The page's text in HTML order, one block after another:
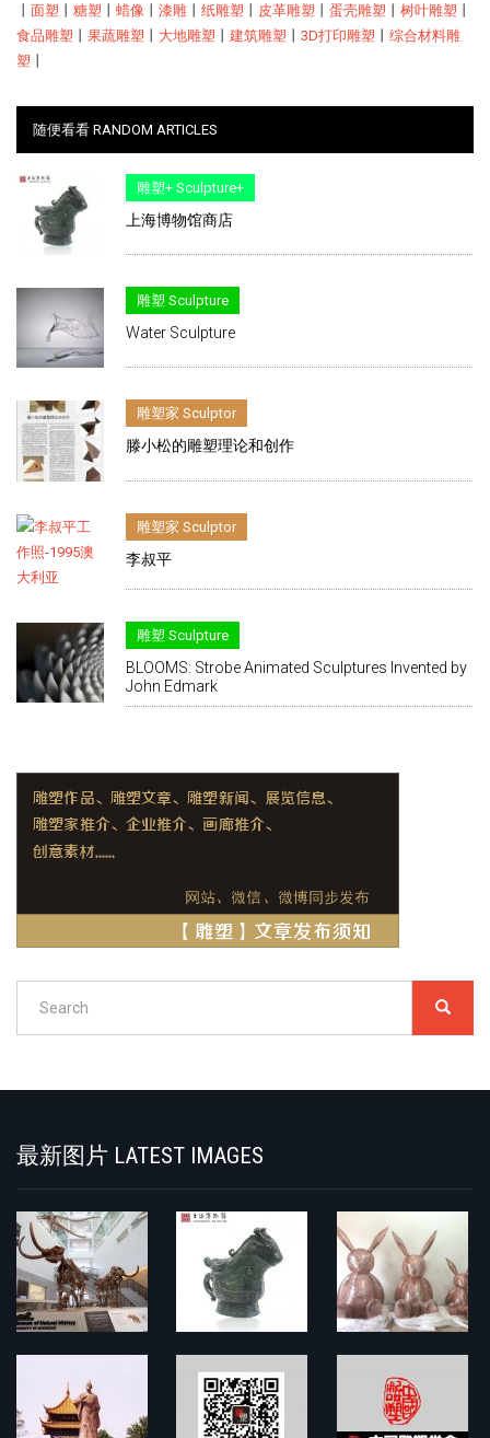
丨 面塑 丨 糖塑 丨 蜡像 丨 漆雕 丨 纸雕塑 丨 皮革雕塑 丨 蛋壳雕塑 丨 树叶雕塑 丨
食品雕塑 丨 果蔬雕塑 丨 大地雕塑 丨 建筑雕塑 丨 3D打印雕塑 丨 综合材料雕
塑 丨
随便看看 RANDOM ARTICLES
雕塑+ Sculpture+
上海博物馆商店
雕塑 Sculpture
Water Sculpture
雕塑家 Sculptor
滕小松的雕塑理论和创作
雕塑家 Sculptor
李叔平
雕塑 Sculpture
BLOOMS: Strobe Animated Sculptures Invented by
John Edmark
最新图片 LATEST IMAGES